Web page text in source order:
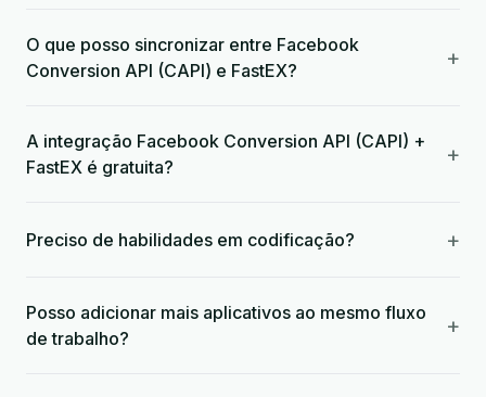
O que posso sincronizar entre Facebook
Conversion API (CAPI) e FastEX?
+
A integração Facebook Conversion API (CAPI) +
FastEX é gratuita?
+
Preciso de habilidades em codificação? +
Posso adicionar mais aplicativos ao mesmo fluxo
de trabalho?
+